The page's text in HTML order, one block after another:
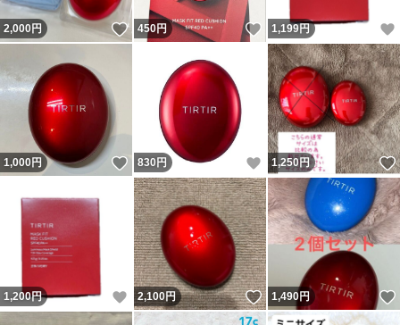
2,000円 いいね！
450円 いいね！
1,199円
1,000円 いいね！
830 円 いいね！
1,250円
1,200円 いいね！
2,100円 いいね！
1,490円